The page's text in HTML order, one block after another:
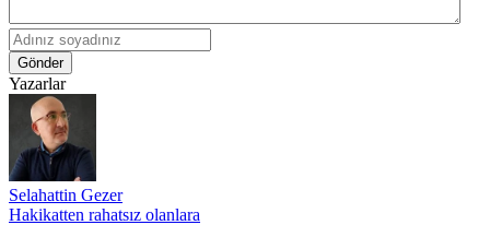
Gönder
Yazarlar
Selahattin Gezer
Hakikatten rahatsız olanlara